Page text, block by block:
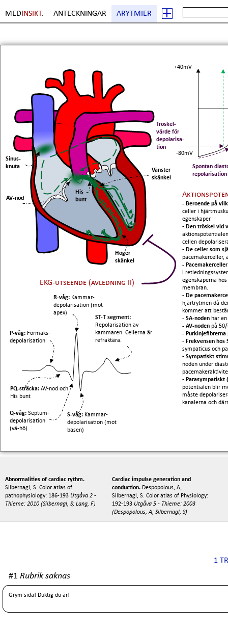
MED INSIKT. ANTECKNINGAR ARYTMIER
Sinus-
knuta
AV-nod
His
bunt
Höger
skänkel
Vänster
skänkel
P-våg: Förmaks-
depolarisation
PQ-sträcka: AV-nod och
His bunt
R-våg: Kammar-
depolarisation (mot
apex)
S-våg: Kammar-
depolarisation (mot
basen)
ST-T segment:
Repolarisation av
kammaren. Cellerna är
refraktära.
Q-våg: Septum-
depolarisation
(vä-hö)
EKG-utseende (avledning II)
-80mV
+40mV
- Beroende på
celler i
egenskaper
- Den tröskel vid
cellen
- De celler som
pacemakerceller,
-
i
egenskaperna
membran.
- De
hjärtrytmen då
kommer att
- SA-noden har
- AV-noden på
- Purkinjefibrerna
- Frekvensen
sympaticus och
- Sympatiskt
noden under
-
potentialen blir
måste
kanalerna och
Tröskel-
värde för
depolarisa-
tion
Spontan
repolarisation
Abnormalities of cardiac rythm.
Silbernagl, S. Color atlas of
pathophysiology: 186-193 Utgåva 2 -
Thieme: 2010 (Silbernagl, S; Lang, F)
Cardiac impulse generation and
conduction. Despopolous, A;
Silbernagl, S. Color atlas of Physiology:
192-193 Utgåva 5 - Thieme: 2003
(Despopolous, A; Silbernagl, S)
1
#1 Rubrik saknas
Grym sida! Duktig du är!